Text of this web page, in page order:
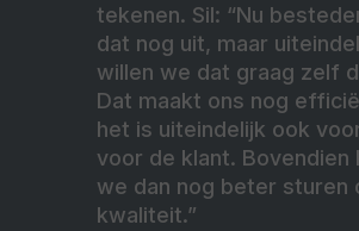
tekenen. Sil: “Nu
dat nog uit, maar
willen we dat graag zelf
Dat maakt ons nog
het is uiteindelijk ook
voor de klant. Bovendien
we dan nog beter sturen
kwaliteit.”